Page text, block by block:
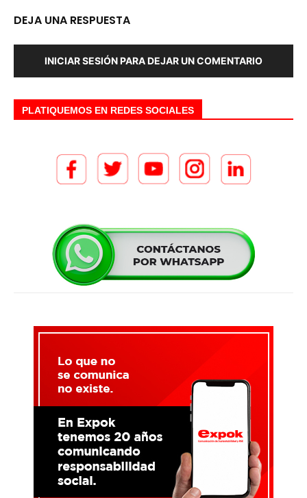
DEJA UNA RESPUESTA
INICIAR SESIÓN PARA DEJAR UN COMENTARIO
PLATIQUEMOS EN REDES SOCIALES